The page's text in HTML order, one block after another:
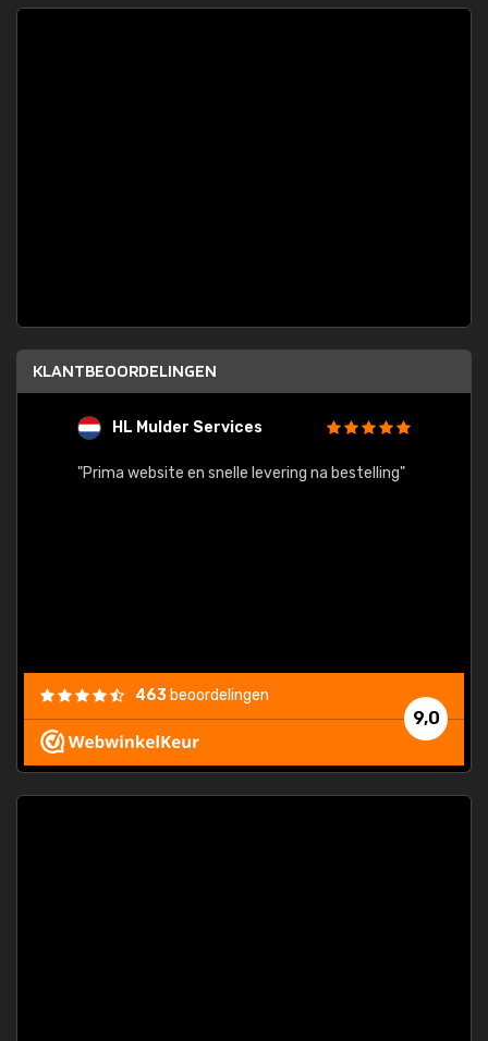
KLANTBEOORDELINGEN
HL Mulder Services
"Prima website en snelle levering na bestelling"
9,0
463 beoordelingen